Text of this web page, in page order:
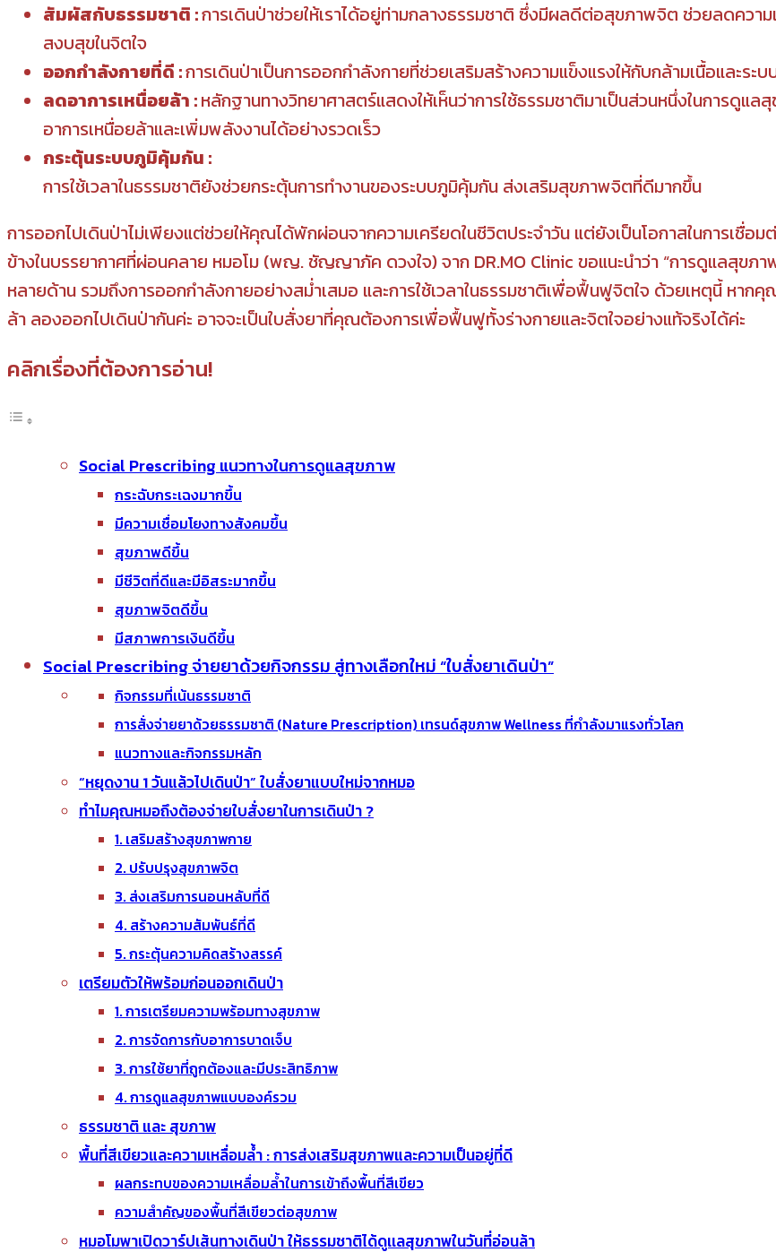
สัมผัสกับธรรมชาติ :การเดินป่าช่วยให้เราได้อยู่ท่ามกลางธรรมชาติ ซึ่งมีผลดีต่อสุขภาพจิต ช่วยลดควา
สงบสุขในจิตใจ
ออกกำลังกายที่ดี :การเดินป่าเป็นการออกกำลังกายที่ช่วยเสริมสร้างความแข็งแรงให้กับกล้ามเนื้อและระบ
ลดอาการเหนื่อยล้า :หลักฐานทางวิทยาศาสตร์แสดงให้เห็นว่าการใช้ธรรมชาติมาเป็นส่วนหนึ่งในการดูแ
อาการเหนื่อยล้าและเพิ่มพลังงานได้อย่างรวดเร็ว
กระตุ้นระบบภูมิคุ้มกัน :
การใช้เวลาในธรรมชาติยังช่วยกระตุ้นการทำงานของระบบภูมิคุ้มกัน ส่งเสริมสุขภาพจิตที่ดีมากขึ้น
การออกไปเดินป่าไม่เพียงแต่ช่วยให้คุณได้พักผ่อนจากความเครียดในชีวิตประจำวัน แต่ยังเป็นโอกาสในการเชื่อ
ข้างในบรรยากาศที่ผ่อนคลาย หมอโม (พญ. ชัญญาภัค ดวงใจ) จาก DR.MO Clinic ขอแนะนำว่า “การดูแลสุขภ
หลายด้าน รวมถึงการออกกำลังกายอย่างสม่ำเสมอ และการใช้เวลาในธรรมชาติเพื่อฟื้นฟูจิตใจ ด้วยเหตุนี้ หาก
ล้า ลองออกไปเดินป่ากันค่ะ อาจจะเป็นใบสั่งยาที่คุณต้องการเพื่อฟื้นฟูทั้งร่างกายและจิตใจอย่างแท้จริงได้ค่ะ
คลิกเรื่องที่ต้องการอ่าน!
Social Prescribing แนวทางในการดูแลสุขภาพ
กระฉับกระเฉงมากขึ้น
มีความเชื่อมโยงทางสังคมขึ้น
สุขภาพดีขึ้น
มีชีวิตที่ดีและมีอิสระมากขึ้น
สุขภาพจิตดีขึ้น
มีสภาพการเงินดีขึ้น
Social Prescribing จ่ายยาด้วยกิจกรรม สู่ทางเลือกใหม่ “ใบสั่งยาเดินป่า”
กิจกรรมที่เน้นธรรมชาติ
การสั่งจ่ายยาด้วยธรรมชาติ (Nature Prescription) เทรนด์สุขภาพ Wellness ที่กำลังมาแรงทั่วโลก
แนวทางและกิจกรรมหลัก
“หยุดงาน 1 วันแล้วไปเดินป่า” ใบสั่งยาแบบใหม่จากหมอ
ทำไมคุณหมอถึงต้องจ่ายใบสั่งยาในการเดินป่า ?
1. เสริมสร้างสุขภาพกาย
2. ปรับปรุงสุขภาพจิต
3. ส่งเสริมการนอนหลับที่ดี
4. สร้างความสัมพันธ์ที่ดี
5. กระตุ้นความคิดสร้างสรรค์
เตรียมตัวให้พร้อมก่อนออกเดินป่า
1. การเตรียมความพร้อมทางสุขภาพ
2. การจัดการกับอาการบาดเจ็บ
3. การใช้ยาที่ถูกต้องและมีประสิทธิภาพ
4. การดูแลสุขภาพแบบองค์รวม
ธรรมชาติ และ สุขภาพ
พื้นที่สีเขียวและความเหลื่อมล้ำ : การส่งเสริมสุขภาพและความเป็นอยู่ที่ดี
ผลกระทบของความเหลื่อมล้ำในการเข้าถึงพื้นที่สีเขียว
ความสำคัญของพื้นที่สีเขียวต่อสุขภาพ
หมอโมพาเปิดวาร์ปเส้นทางเดินป่า ให้ธรรมชาติได้ดูเเลสุขภาพในวันที่อ่อนล้า